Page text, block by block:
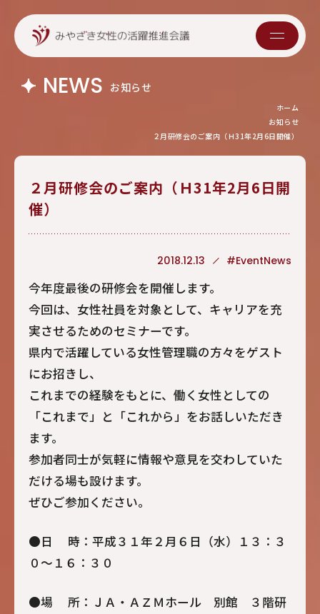
NEWS お知らせ
ホーム
お知らせ
２月研修会のご案内（Ｈ31年2月6日開催）
２月研修会のご案内（Ｈ31年2月6日開
催）
2018.12.13 #EventNews
今年度最後の研修会を開催します。
今回は、女性社員を対象として、キャリアを充
実させるためのセミナーです。
県内で活躍している女性管理職の方々をゲスト
にお招きし、
これまでの経験をもとに、働く女性としての
「これまで」と「これから」をお話しいただき
ます。
参加者同士が気軽に情報や意見を交わしていた
だける場も設けます。
ぜひご参加ください。
●日 時：平成３１年２月６日（水）１３：３
０～１６：３０
●場 所：ＪＡ・ＡＺＭホール 別館 ３階研